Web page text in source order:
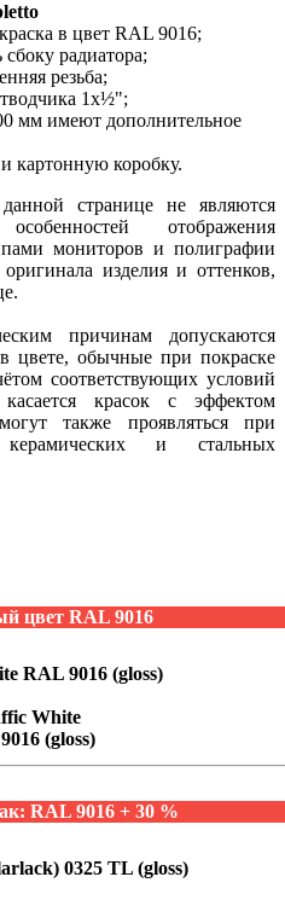
в цвет RAL 9016;
радиатора;
резьба;
1х½";
мм имеют дополнительное
картонную коробку.
странице не являются
отображения
мониторов и полиграфии
изделия и оттенков,
причинам допускаются
цвете, обычные при покраске
соответствующих условий
красок с эффектом
также проявляться при
и стальных
цвет RAL 9016
White
(gloss)
RAL 9016 + 30 %